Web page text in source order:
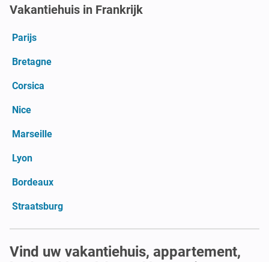
Vakantiehuis in Frankrijk
Parijs
Bretagne
Corsica
Nice
Marseille
Lyon
Bordeaux
Straatsburg
Vind uw vakantiehuis, appartement,